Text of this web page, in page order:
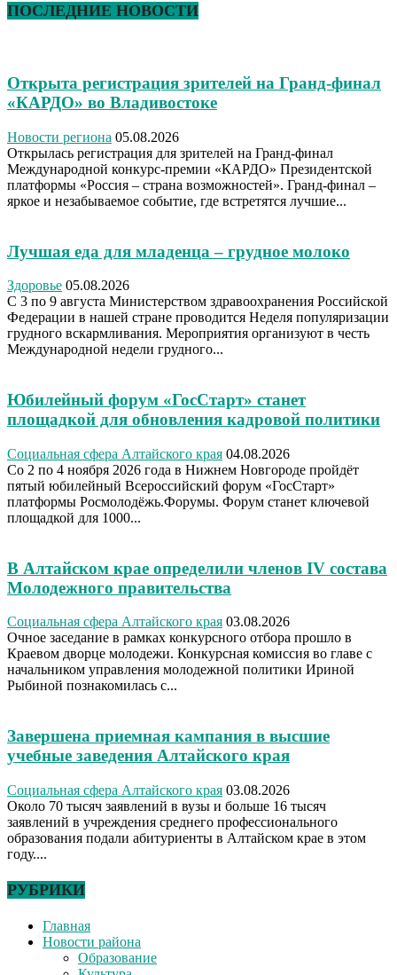
ПОСЛЕДНИЕ НОВОСТИ
Открыта регистрация зрителей на Гранд-финал
«КАРДО» во Владивостоке
Новости региона 05.08.2026
Открылась регистрация для зрителей на Гранд-финал
Международной конкурс-премии «КАРДО» Президентской
платформы «Россия – страна возможностей». Гранд-финал –
яркое и незабываемое событие, где встретятся лучшие...
Лучшая еда для младенца – грудное молоко
Здоровье 05.08.2026
С 3 по 9 августа Министерством здравоохранения Российской
Федерации в нашей стране проводится Неделя популяризации
грудного вскармливания. Мероприятия организуют в честь
Международной недели грудного...
Юбилейный форум «ГосСтарт» станет
площадкой для обновления кадровой политики
Социальная сфера Алтайского края 04.08.2026
Со 2 по 4 ноября 2026 года в Нижнем Новгороде пройдёт
пятый юбилейный Всероссийский форум «ГосСтарт»
платформы Росмолодёжь.Форумы. Форум станет ключевой
площадкой для 1000...
В Алтайском крае определили членов IV состава
Молодежного правительства
Социальная сфера Алтайского края 03.08.2026
Очное заседание в рамках конкурсного отбора прошло в
Краевом дворце молодежи. Конкурсная комиссия во главе с
начальником управления молодежной политики Ириной
Рыбиной познакомилась с...
Завершена приемная кампания в высшие
учебные заведения Алтайского края
Социальная сфера Алтайского края 03.08.2026
Около 70 тысяч заявлений в вузы и больше 16 тысяч
заявлений в учреждения среднего профессионального
образования подали абитуриенты в Алтайском крае в этом
году....
РУБРИКИ
Главная
Новости района
Образование